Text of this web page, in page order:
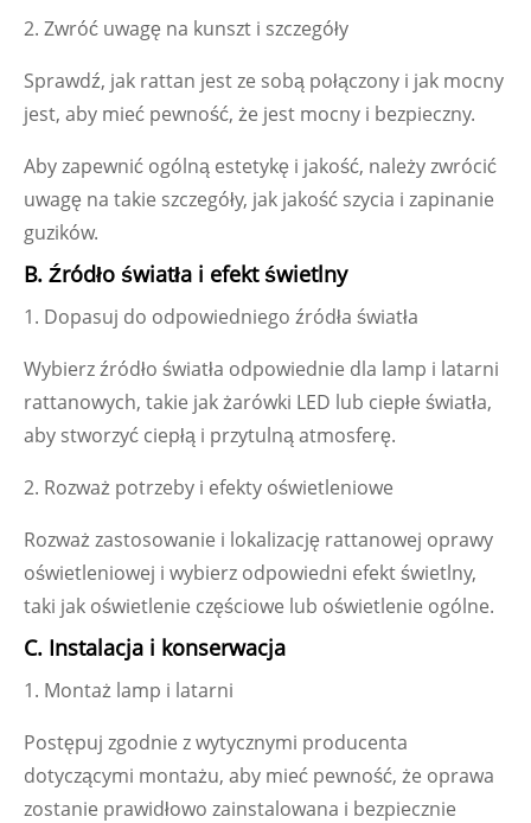
2. Zwróć uwagę na kunszt i szczegóły
Sprawdź, jak rattan jest ze sobą połączony i jak mocny
jest, aby mieć pewność, że jest mocny i bezpieczny.
Aby zapewnić ogólną estetykę i jakość, należy zwrócić
uwagę na takie szczegóły, jak jakość szycia i zapinanie
guzików.
B. Źródło światła i efekt świetlny
1. Dopasuj do odpowiedniego źródła światła
Wybierz źródło światła odpowiednie dla lamp i latarni
rattanowych, takie jak żarówki LED lub ciepłe światła,
aby stworzyć ciepłą i przytulną atmosferę.
2. Rozważ potrzeby i efekty oświetleniowe
Rozważ zastosowanie i lokalizację rattanowej oprawy
oświetleniowej i wybierz odpowiedni efekt świetlny,
taki jak oświetlenie częściowe lub oświetlenie ogólne.
C. Instalacja i konserwacja
1. Montaż lamp i latarni
Postępuj zgodnie z wytycznymi producenta
dotyczącymi montażu, aby mieć pewność, że oprawa
zostanie prawidłowo zainstalowana i bezpiecznie